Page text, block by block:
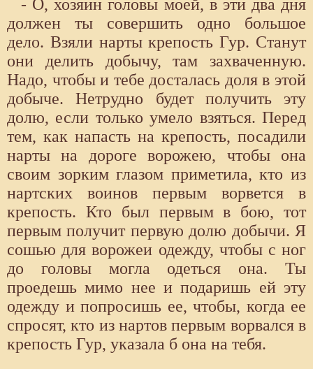
- О, хозяин головы моей, в эти два дня
должен ты совершить одно большое
дело. Взяли нарты крепость Гур. Станут
они делить добычу, там захваченную.
Надо, чтобы и тебе досталась доля в этой
добыче. Нетрудно будет получить эту
долю, если только умело взяться. Перед
тем, как напасть на крепость, посадили
нарты на дороге ворожею, чтобы она
своим зорким глазом приметила, кто из
нартских воинов первым ворвется в
крепость. Кто был первым в бою, тот
первым получит первую долю добычи. Я
сошью для ворожеи одежду, чтобы с ног
до головы могла одеться она. Ты
проедешь мимо нее и подаришь ей эту
одежду и попросишь ее, чтобы, когда ее
спросят, кто из нартов первым ворвался в
крепость Гур, указала б она на тебя.